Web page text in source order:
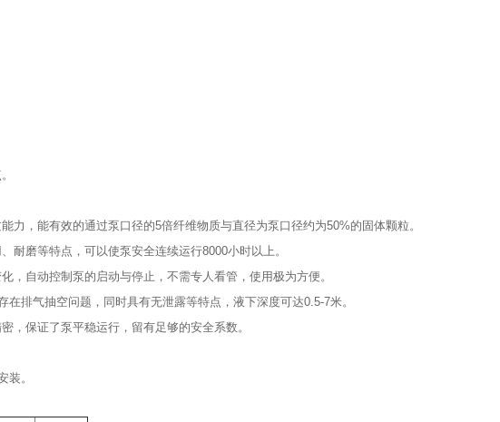
，能有效的通过泵口径的5倍纤维物质与直径为泵口径约为50%的固体颗粒。
磨等特点，可以使泵安全连续运行8000小时以上。
自动控制泵的启动与停止，不需专人看管，使用极为方便。
气抽空问题，同时具有无泄露等特点，液下深度可达0.5-7米。
保证了泵平稳运行，留有足够的安全系数。
。